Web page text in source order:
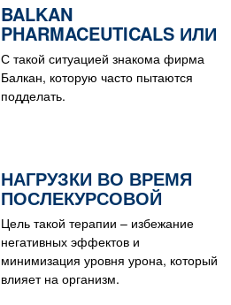
BALKAN
PHARMACEUTICALS ИЛИ
VERMODJE – КАКОГО
ПРОИЗВОДИТЕЛЯ
АНАБОЛИЧЕСКИХ
СТЕРОИДОВ ВЫБРАТЬ?
С такой ситуацией знакома фирма
Балкан, которую часто пытаются
подделать.
НАГРУЗКИ ВО ВРЕМЯ
ПОСЛЕКУРСОВОЙ
ТЕРАПИИ
Цель такой терапии – избежание
негативных эффектов и
минимизация уровня урона, который
влияет на организм.